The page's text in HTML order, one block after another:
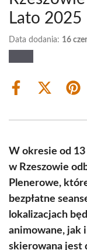
Lato 2025
Data dodania: 16
Share
Share
(Twitter)
W okresie od
w Rzeszowie
Plenerowe,
bezpłatne
lokalizacjach
animowane, jak
skierowana jest